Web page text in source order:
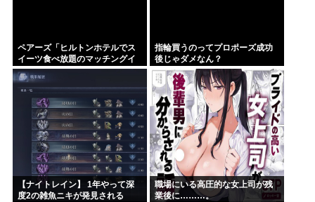
ペアーズ「ヒルトンホテルでス
イーツ食べ放題のマッチングイ
ベントやるぞ。女2500円男7000
円な」→女だけ埋まるwww
指輪買うのってプロポーズ成功
後じゃダメなん？
【ナイトレイン】 1年やって深
度2の雑魚ニキが発見される
職場にいる高圧的な女上司が残
業後に………。